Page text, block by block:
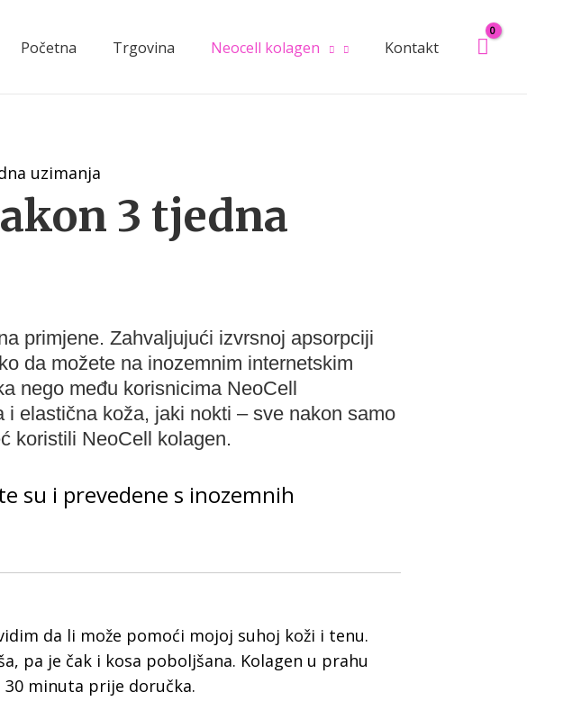
Početna Trgovina Neocell kolagen Kontakt
uzimanja
3 tjedna
primjene. Zahvaljujući izvrsnoj apsorpciji
da možete na inozemnim internetskim
nego među korisnicima NeoCell
elastična koža, jaki nokti – sve nakon samo
koristili NeoCell kolagen.
su i prevedene s inozemnih
da li može pomoći mojoj suhoj koži i tenu.
pa je čak i kosa poboljšana. Kolagen u prahu
30 minuta prije doručka.